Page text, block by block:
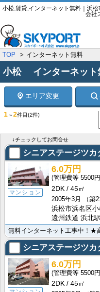
小松,賃貸,インターネット無料｜浜
会社
TOP インターネット無料
小松 インターネット
エリア変更
1～2件目 (2件)
↓チェックしてお問合せ
シニアステージツカ
マンション
6.0万円
5500円
2DK
45㎡
2005年3月
（築
浜松市浜名区
遠州鉄道 浜北
シニアステージツカ
6.0万円
5500円
2DK
45㎡